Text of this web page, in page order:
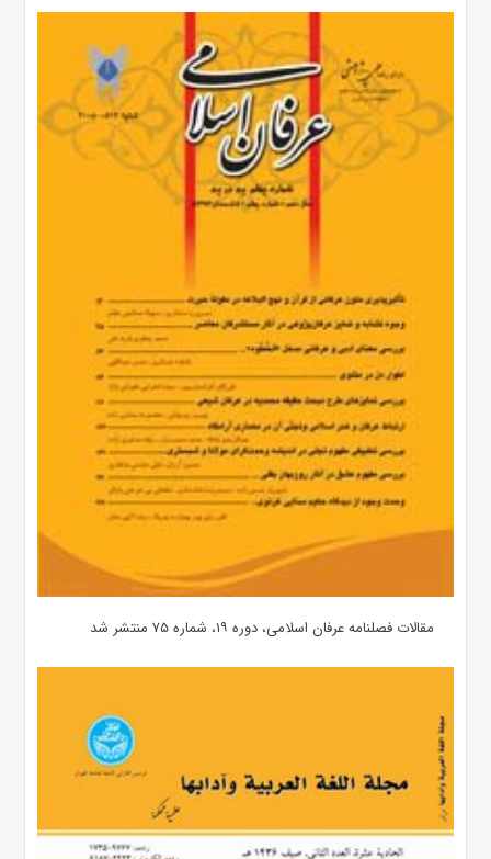
مقالات فصلنامه عرفان اسلامی، دوره ۱۹، شماره ۷۵ منتشر شد